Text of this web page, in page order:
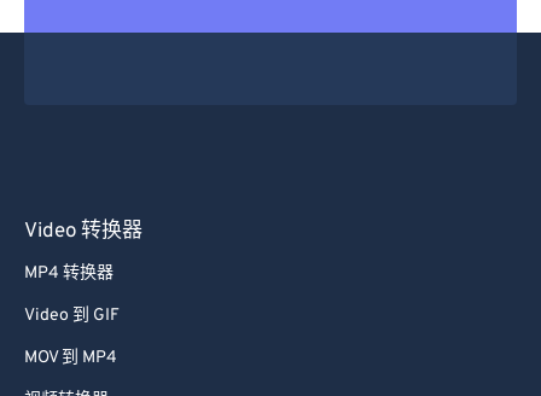
Video 转换器
MP4 转换器
Video 到 GIF
MOV 到 MP4